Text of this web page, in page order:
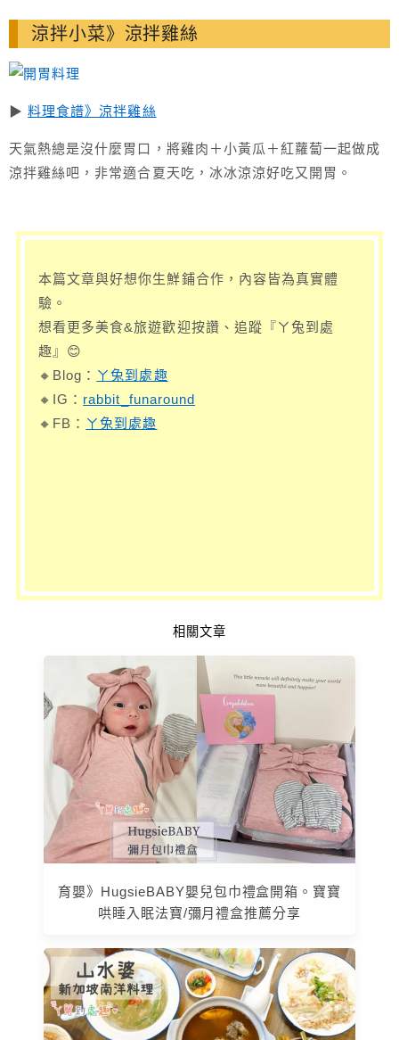
涼拌小菜》涼拌雞絲
▶料理食譜》涼拌雞絲
天氣熱總是沒什麼胃口，將雞肉＋小黃瓜＋紅蘿蔔一起做成
涼拌雞絲吧，非常適合夏天吃，冰冰涼涼好吃又開胃。
本篇文章與好想你生鮮鋪合作，內容皆為真實體
驗。
想看更多美食&旅遊歡迎按讚、追蹤『ㄚ兔到處
趣』😊
🔸Blog： ㄚ兔到處趣
🔸IG： rabbit_funaround
🔸FB： ㄚ兔到處趣
相關文章
育嬰》HugsieBABY嬰兒包巾禮盒開箱。寶寶
哄睡入眠法寶/彌月禮盒推薦分享